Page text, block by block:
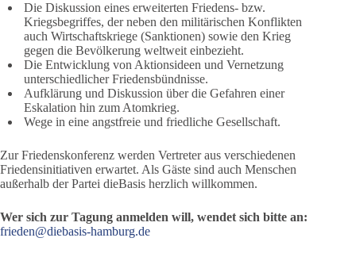
Die Diskussion eines erweiterten Friedens- bzw.
Kriegsbegriffes, der neben den militärischen Konflikten
auch Wirtschaftskriege (Sanktionen) sowie den Krieg
gegen die Bevölkerung weltweit einbezieht.
Die Entwicklung von Aktionsideen und Vernetzung
unterschiedlicher Friedensbündnisse.
Aufklärung und Diskussion über die Gefahren einer
Eskalation hin zum Atomkrieg.
Wege in eine angstfreie und friedliche Gesellschaft.
Zur Friedenskonferenz werden Vertreter aus verschiedenen
Friedensinitiativen erwartet. Als Gäste sind auch Menschen
außerhalb der Partei dieBasis herzlich willkommen.
Wer sich zur Tagung anmelden will, wendet sich bitte an:
frieden@diebasis-hamburg.de